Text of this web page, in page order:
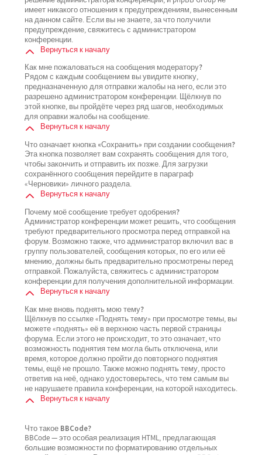
имеет никакого отношения к предупреждениям, вынесенным
на данном сайте. Если вы не знаете, за что получили
предупреждение, свяжитесь с администратором
конференции.
Вернуться к началу
Как мне пожаловаться на сообщения модератору?
Рядом с каждым сообщением вы увидите кнопку,
предназначенную для отправки жалобы на него, если это
разрешено администратором конференции. Щёлкнув по
этой кнопке, вы пройдёте через ряд шагов, необходимых
для оправки жалобы на сообщение.
Вернуться к началу
Что означает кнопка «Сохранить» при создании сообщения?
Эта кнопка позволяет вам сохранять сообщения для того,
чтобы закончить и отправить их позже. Для загрузки
сохранённого сообщения перейдите в параграф
«Черновики» личного раздела.
Вернуться к началу
Почему моё сообщение требует одобрения?
Администратор конференции может решить, что сообщения
требуют предварительного просмотра перед отправкой на
форум. Возможно также, что администратор включил вас в
группу пользователей, сообщения которых, по его или её
мнению, должны быть предварительно просмотрены перед
отправкой. Пожалуйста, свяжитесь с администратором
конференции для получения дополнительной информации.
Вернуться к началу
Как мне вновь поднять мою тему?
Щёлкнув по ссылке «Поднять тему» при просмотре темы, вы
можете «поднять» её в верхнюю часть первой страницы
форума. Если этого не происходит, то это означает, что
возможность поднятия тем могла быть отключена, или
время, которое должно пройти до повторного поднятия
темы, ещё не прошло. Также можно поднять тему, просто
ответив на неё, однако удостоверьтесь, что тем самым вы
не нарушаете правила конференции, на которой находитесь.
Вернуться к началу
Что такое BBCode?
BBCode — это особая реализация HTML, предлагающая
большие возможности по форматированию отдельных